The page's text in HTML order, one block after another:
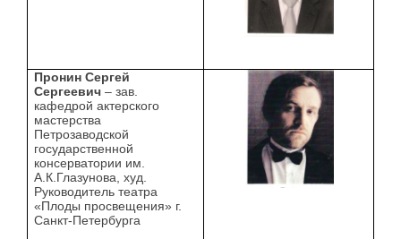
Пронин Сергей
Сергеевич – зав.
кафедрой актерского
мастерства
Петрозаводской
государственной
консерватории им.
А.К.Глазунова, худ.
Руководитель театра
«Плоды просвещения» г.
Санкт-Петербурга